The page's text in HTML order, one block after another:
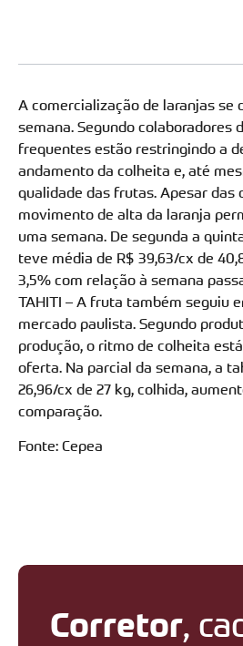
A comercialização de laranjas se
semana. Segundo colaboradores
frequentes estão restringindo a
andamento da colheita e, até
qualidade das frutas. Apesar das
movimento de alta da laranja
uma semana. De segunda a
teve média de R$ 39,63/cx de
3,5% com relação à semana
TAHITI – A fruta também seguiu
mercado paulista. Segundo
produção, o ritmo de colheita
oferta. Na parcial da semana, a
26,96/cx de 27 kg, colhida,
comparação.
Fonte: Cepea
Corretor,